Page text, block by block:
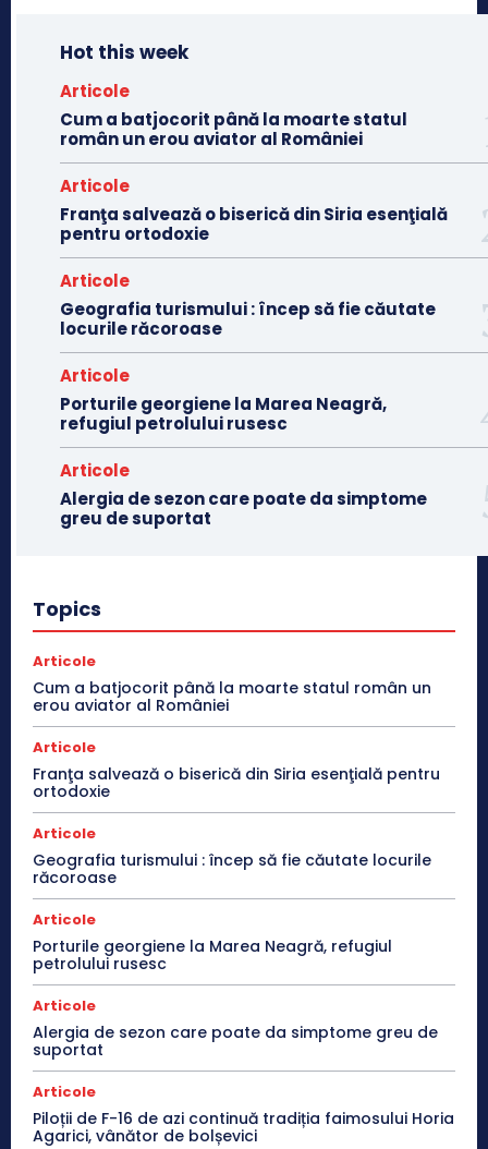
Hot this week
Articole
Cum a batjocorit până la moarte statul
român un erou aviator al României
Articole
Franţa salvează o biserică din Siria esenţială
pentru ortodoxie
Articole
Geografia turismului : încep să fie căutate
locurile răcoroase
Articole
Porturile georgiene la Marea Neagră,
refugiul petrolului rusesc
Articole
Alergia de sezon care poate da simptome
greu de suportat
Topics
Articole
Cum a batjocorit până la moarte statul român un
erou aviator al României
Articole
Franţa salvează o biserică din Siria esenţială pentru
ortodoxie
Articole
Geografia turismului : încep să fie căutate locurile
răcoroase
Articole
Porturile georgiene la Marea Neagră, refugiul
petrolului rusesc
Articole
Alergia de sezon care poate da simptome greu de
suportat
Articole
Piloții de F-16 de azi continuă tradiția faimosului Horia
Agarici, vânător de bolșevici